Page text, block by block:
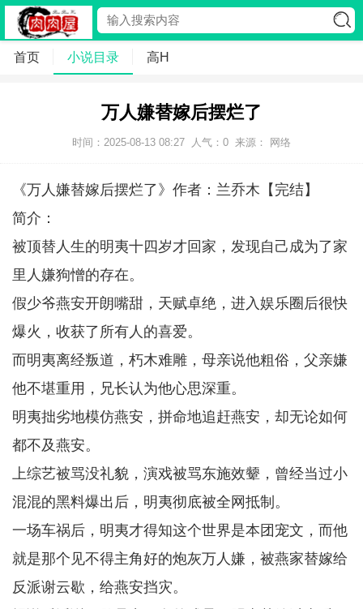
首页 小说目录 高H
万人嫌替嫁后摆烂了
时间：2025-08-13 08:27 人气： 0 来源： 网络
《万人嫌替嫁后摆烂了》作者：兰乔木【完结】
简介：
被顶替人生的明夷十四岁才回家，发现自己成为了家
里人嫌狗憎的存在。
假少爷燕安开朗嘴甜，天赋卓绝，进入娱乐圈后很快
爆火，收获了所有人的喜爱。
而明夷离经叛道，朽木难雕，母亲说他粗俗，父亲嫌
他不堪重用，兄长认为他心思深重。
明夷拙劣地模仿燕安，拼命地追赶燕安，却无论如何
都不及燕安。
上综艺被骂没礼貌，演戏被骂东施效颦，曾经当过小
混混的黑料爆出后，明夷彻底被全网抵制。
一场车祸后，明夷才得知这个世界是本团宠文，而他
就是那个见不得主角好的炮灰万人嫌，被燕家替嫁给
反派谢云歇，给燕安挡灾。